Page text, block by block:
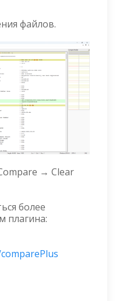
файлов.
→ Clear
более
плагина: